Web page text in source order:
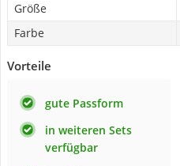
Größe
Farbe
Vorteile
gute Passform
in weiteren Sets
verfügbar